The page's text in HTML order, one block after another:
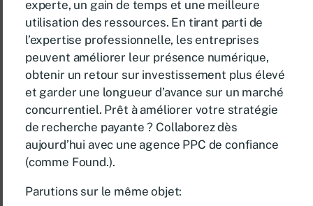
experte, un gain de temps et une meilleure
utilisation des ressources. En tirant parti de
l’expertise professionnelle, les entreprises
peuvent améliorer leur présence numérique,
obtenir un retour sur investissement plus élevé
et garder une longueur d’avance sur un marché
concurrentiel. Prêt à améliorer votre stratégie
de recherche payante ? Collaborez dès
aujourd’hui avec une agence PPC de confiance
(comme Found.).
Parutions sur le même objet: